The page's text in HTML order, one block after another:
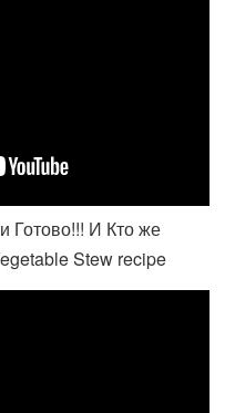
Готово!!! И Кто же
Stew recipe